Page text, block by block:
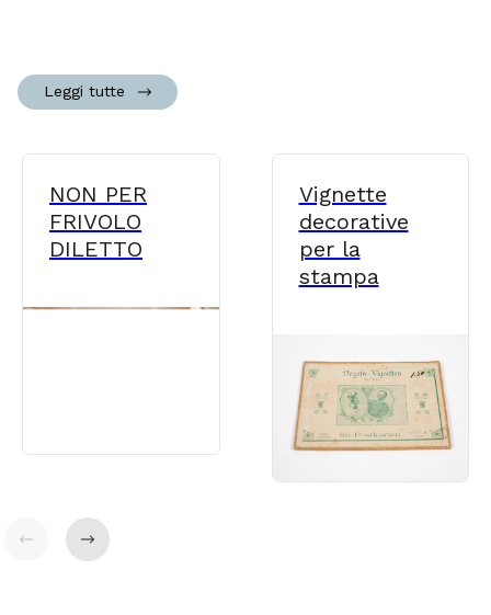
Leggi tutte
NON PER
FRIVOLO
DILETTO
Vignette
decorative
per la
stampa
Indietro Avanti